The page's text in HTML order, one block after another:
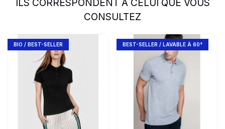
ILS CORRESPONDENT À CELUI QUE VOUS
CONSULTEZ
slide1 to 2of 5
BIO / BEST-SELLER
Go to product page BEST-SELLER / LAVABLE À 60°
Go to product page